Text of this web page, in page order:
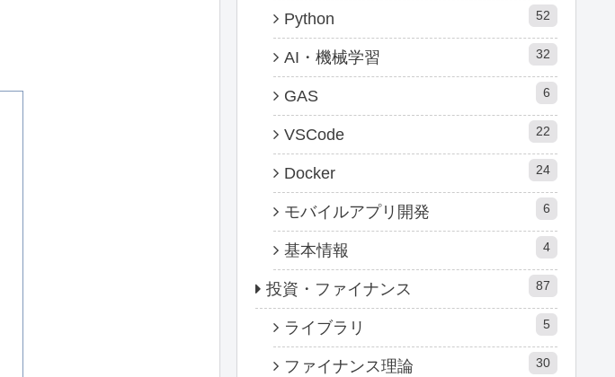
Python 52
AI・機械学習 32
GAS 6
VSCode 22
Docker 24
モバイルアプリ開発 6
基本情報 4
投資・ファイナンス 87
ライブラリ 5
ファイナンス理論 30